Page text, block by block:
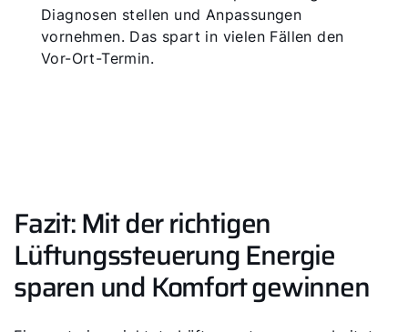
Diagnosen stellen und Anpassungen
vornehmen. Das spart in vielen Fällen den
Vor-Ort-Termin.
Fazit: Mit der richtigen
Lüftungssteuerung Energie
sparen und Komfort gewinnen